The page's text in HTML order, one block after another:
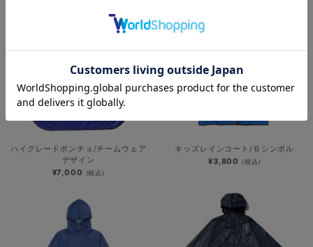
ハイグレードポンチョ/チームウェア
デザイン
¥7,000 (税込)
キッズレインコート/Ｂシンボル
¥3,800 (税込)